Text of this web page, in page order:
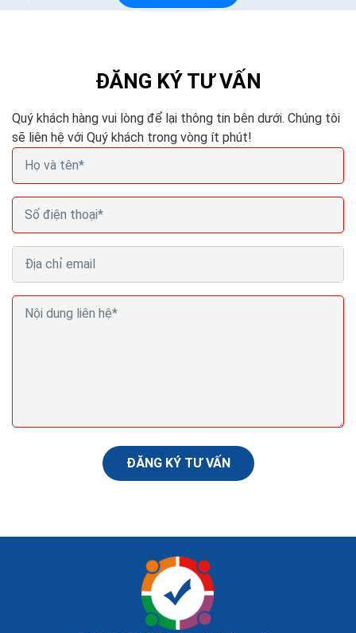
Nói về kênh chéo, hãy xem xét chạy các thông điệp
quảng cáo remarketing bạn đọc sẽ có thêm nhiều lựa
chọn để cải thiện hiệu quả quảng cáo.
ĐĂNG KÝ TƯ VẤN
Quý khách hàng vui lòng để lại thông tin bên dưới. Chúng tôi
sẽ liên hệ với Quý khách trong vòng ít phút!
ĐĂNG KÝ TƯ VẤN